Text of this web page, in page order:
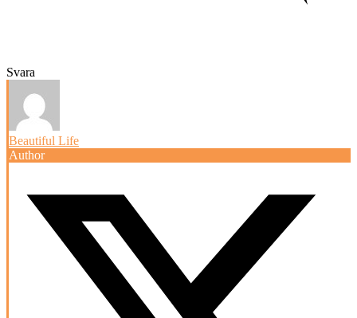
Svara
Beautiful Life
Author